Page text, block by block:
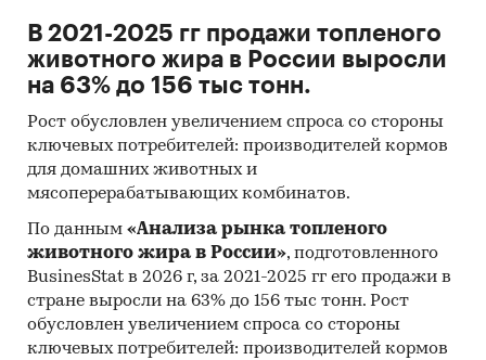
В 2021-2025 гг продажи топленого
животного жира в России выросли
на 63% до 156 тыс тонн.
Рост обусловлен увеличением спроса со стороны
ключевых потребителей: производителей кормов
для домашних животных и
мясоперерабатывающих комбинатов.
По данным «Анализа рынка топленого
животного жира в России», подготовленного
BusinesStat в 2026 г, за 2021-2025 гг его продажи в
стране выросли на 63% до 156 тыс тонн. Рост
обусловлен увеличением спроса со стороны
ключевых потребителей: производителей кормов